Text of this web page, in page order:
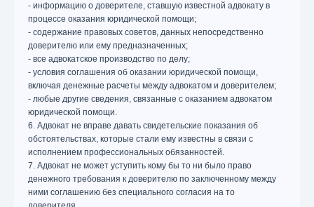
- информацию о доверителе, ставшую известной адвокату в
процессе оказания юридической помощи;
- содержание правовых советов, данных непосредственно
доверителю или ему предназначенных;
- все адвокатское производство по делу;
- условия соглашения об оказании юридической помощи,
включая денежные расчеты между адвокатом и доверителем;
- любые другие сведения, связанные с оказанием адвокатом
юридической помощи.
6. Адвокат не вправе давать свидетельские показания об
обстоятельствах, которые стали ему известны в связи с
исполнением профессиональных обязанностей.
7. Адвокат не может уступить кому бы то ни было право
денежного требования к доверителю по заключенному между
ними соглашению без специального согласия на то